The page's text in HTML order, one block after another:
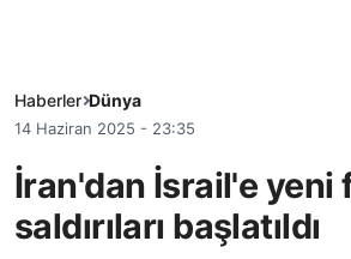
Haberler Dünya
14 Haziran 2025 - 23:35
İran'dan İsrail'e yeni
saldırıları başlatıldı